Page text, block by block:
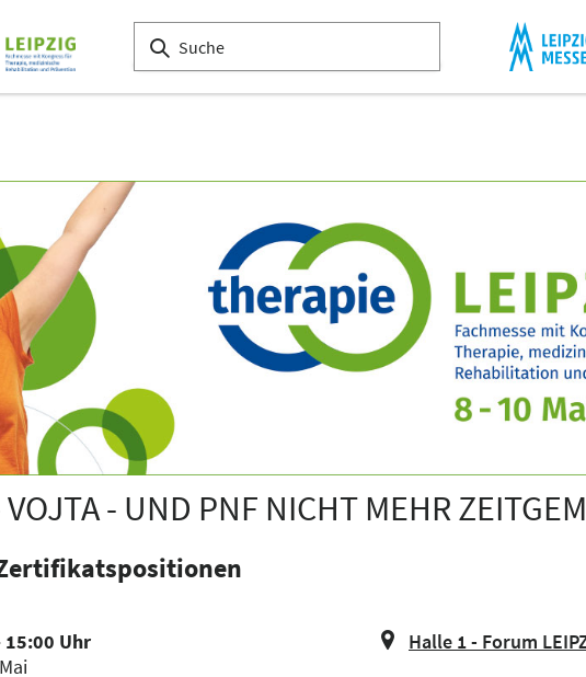
- UND PNF NICHT MEHR
15:00 Uhr
Halle 1 - Forum